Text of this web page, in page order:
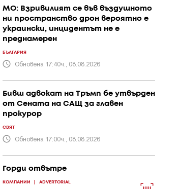
МО: Взривилият се във въздушното
ни пространство дрон вероятно е
украински, инцидентът не е
преднамерен
БЪЛГАРИЯ
Обновена 17:40ч., 08.08.2026
Бивш адвокат на Тръмп бе утвърден
от Сената на САЩ за главен
прокурор
СВЯТ
Обновена 17:00ч., 08.08.2026
Горди отвътре
КОМПАНИИ ADVERTORIAL